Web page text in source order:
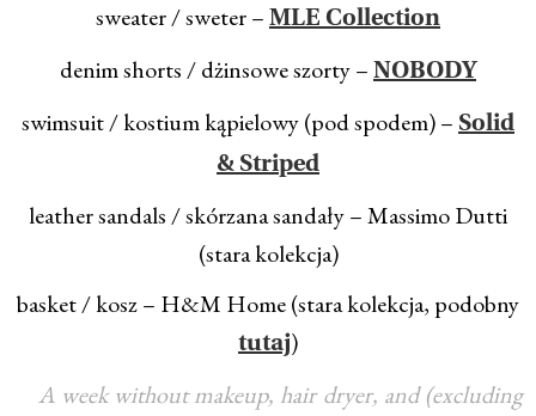
sweater / sweter – MLE Collection
denim shorts / dżinsowe szorty – NOBODY
swimsuit / kostium kąpielowy (pod spodem) – Solid
& Striped
leather sandals / skórzana sandały – Massimo Dutti
(stara kolekcja)
basket / kosz – H&M Home (stara kolekcja, podobny
tutaj)
A week without makeup, hair dryer, and (excluding